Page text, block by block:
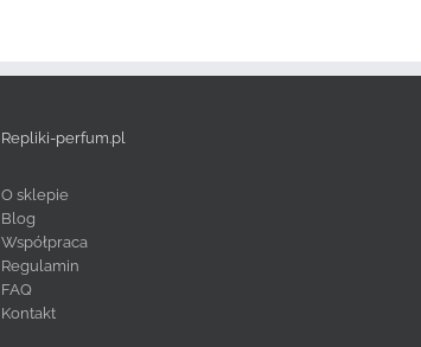
Repliki-perfum.pl
O sklepie
Blog
Współpraca
Regulamin
FAQ
Kontakt